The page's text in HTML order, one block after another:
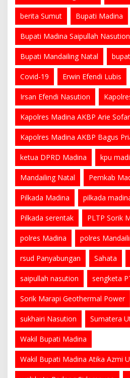
berita Sumut Bupati Madina
Bupati Madina Saipullah Nasution
Bupati Mandailing Natal
Covid-19 Erwin Efendi Lubis
Irsan Efendi Nasution
Kapolres Madina AKBP Arie
Kapolres Madina AKBP Bagus
ketua DPRD Madina kpu
Mandailing Natal Pemkab
Pilkada Madina pilkada
Pilkada serentak PLTP Sorik
polres Madina polres
rsud Panyabungan Sahata
saipullah nasution sengketa
Sorik Marapi Geothermal Power
sukhairi Nasution Sumatera
Wakil Bupati Madina
Wakil Bupati Madina Atika Azmi